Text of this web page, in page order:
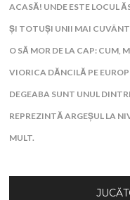
ACASĂ! UNDE ESTE LOCUL
ȘI TOTUȘI UNII MAI
O SĂ MOR DE LA CAP: CUM,
VIORICA DĂNCILĂ PE
DEGEABA SUNT UNUL
REPREZINTĂ ARGEȘUL LA
MULT.